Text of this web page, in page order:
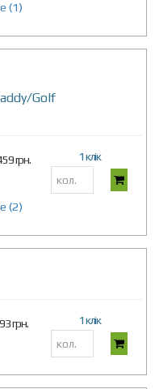
Показать еще (1)
Golf
грн. 1 клік
Показать еще (2)
грн. 1 клік